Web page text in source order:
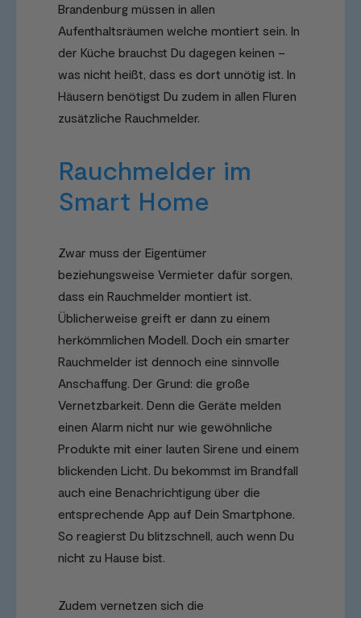
Brandenburg müssen in allen
Aufenthaltsräumen welche montiert sein. In
der Küche brauchst Du dagegen keinen –
was nicht heißt, dass es dort unnötig ist. In
Häusern benötigst Du zudem in allen Fluren
zusätzliche Rauchmelder.
Rauchmelder im
Smart Home
Zwar muss der Eigentümer
beziehungsweise Vermieter dafür sorgen,
dass ein Rauchmelder montiert ist.
Üblicherweise greift er dann zu einem
herkömmlichen Modell. Doch ein smarter
Rauchmelder ist dennoch eine sinnvolle
Anschaffung. Der Grund: die große
Vernetzbarkeit. Denn die Geräte melden
einen Alarm nicht nur wie gewöhnliche
Produkte mit einer lauten Sirene und einem
blickenden Licht. Du bekommst im Brandfall
auch eine Benachrichtigung über die
entsprechende App auf Dein Smartphone.
So reagierst Du blitzschnell, auch wenn Du
nicht zu Hause bist.
Zudem vernetzen sich die